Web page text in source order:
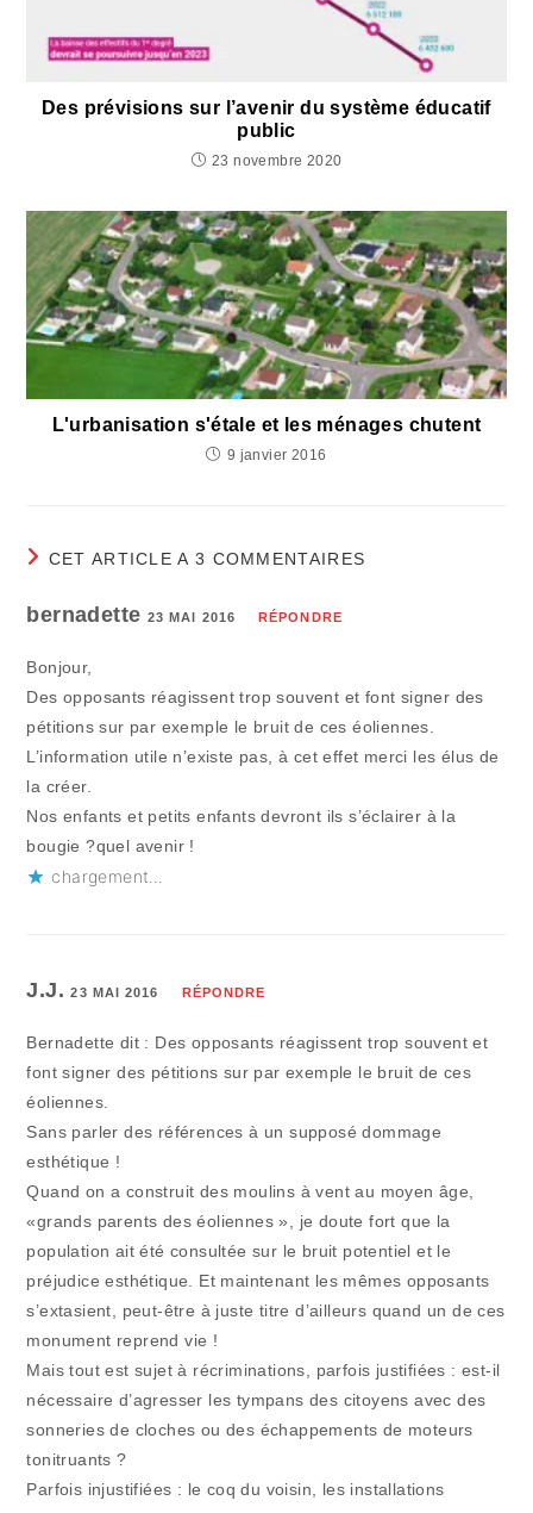
Des prévisions sur l’avenir du système éducatif
public
23 novembre 2020
L'urbanisation s'étale et les ménages chutent
9 janvier 2016
CET ARTICLE A 3 COMMENTAIRES
bernadette 23 MAI 2016 RÉPONDRE
Bonjour,
Des opposants réagissent trop souvent et font signer des
pétitions sur par exemple le bruit de ces éoliennes.
L’information utile n’existe pas, à cet effet merci les élus de
la créer.
Nos enfants et petits enfants devront ils s’éclairer à la
bougie ?quel avenir !
chargement…
J.J.23 MAI 2016 RÉPONDRE
Bernadette dit : Des opposants réagissent trop souvent et
font signer des pétitions sur par exemple le bruit de ces
éoliennes.
Sans parler des références à un supposé dommage
esthétique !
Quand on a construit des moulins à vent au moyen âge,
«grands parents des éoliennes », je doute fort que la
population ait été consultée sur le bruit potentiel et le
préjudice esthétique. Et maintenant les mêmes opposants
s’extasient, peut-être à juste titre d’ailleurs quand un de ces
monument reprend vie !
Mais tout est sujet à récriminations, parfois justifiées : est-il
nécessaire d’agresser les tympans des citoyens avec des
sonneries de cloches ou des échappements de moteurs
tonitruants ?
Parfois injustifiées : le coq du voisin, les installations